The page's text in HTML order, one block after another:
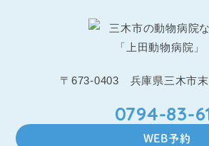
〒673-0403 兵庫県三木市
0794-83-
WEB予約